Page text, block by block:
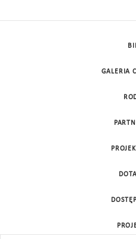
GALERIA